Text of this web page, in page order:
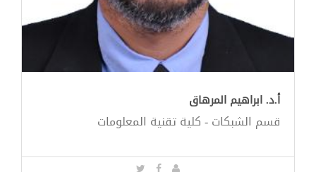
أ.د. ابراهيم المرهاق
قسم الشبكات - كلية تقنية المعلومات